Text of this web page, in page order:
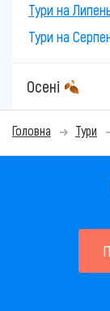
Тури на
Тури на
Осені
Головна Тури